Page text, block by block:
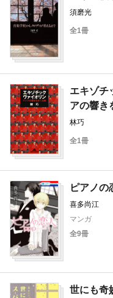
須磨光
全1冊
エキゾチ
アの響き
林巧
全1冊
ピアノの
喜多尚江
マンガ
全9冊
世にも奇